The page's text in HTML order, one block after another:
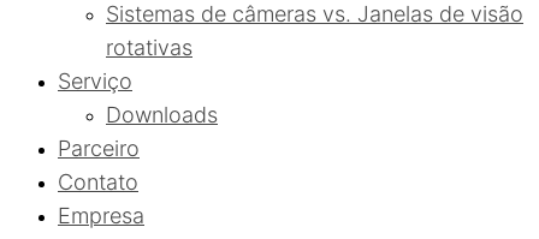
Sistemas de câmeras vs. Janelas de visão
rotativas
Serviço
Downloads
Parceiro
Contato
Empresa